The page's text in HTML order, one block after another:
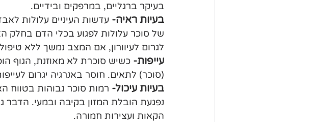
בעיקר ברגליים, במרפקים ובידיים.
בעיות ראיה- עדשות העיניים עלולות
של סוכר עלולות לפגוע בכלי הדם בחלק
לגרום לעיוורון, אם המצב נמשך ללא
עייפות- כשיש סוכרת לא מאוזנת, הגוף
(סוכר) לתאים. חוסר באנרגיה יגרום
בעיות עיכול- רמות סוכר גבוהות בטווח
נפגעת הובלת המזון בקיבה ובמעי. הדבר
הקאות ועצירות חמורה.